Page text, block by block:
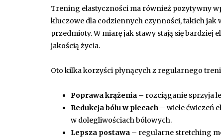
Trening elastyczności ma również pozytywny
kluczowe dla codziennych czynności, takich jak
przedmioty. W miarę jak stawy stają się bardziej
jakością życia.
Oto kilka korzyści płynących z regularnego
Poprawa krążenia – rozciąganie sprzyja
Redukcja bólu w plecach – wiele ćwiczeń
w dolegliwościach bólowych.
Lepsza postawa – regularne stretching